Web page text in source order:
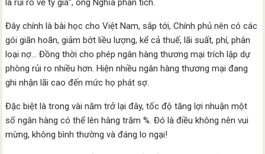
là rủi ro về tỷ giá”, ông Nghĩa phân tích.
Đây chính là bài học cho Việt Nam, sắp tới, Chính phủ nên có các
gói giãn hoãn, giảm bớt liều lượng, kể cả thuế, lãi suất, phí, phân
loại nợ… Đồng thời cho phép ngân hàng thương mại trích lập dự
phòng rủi ro nhiều hơn. Hiện nhiều ngân hàng thương mại đang
ghi nhận lãi cao đến mức họ phát sợ.
Đặc biệt là trong vài năm trở lại đây, tốc độ tăng lợi nhuận một
số ngân hàng có thể lên hàng trăm %. Đó là điều không nên vui
mừng, không bình thường và đáng lo ngại!